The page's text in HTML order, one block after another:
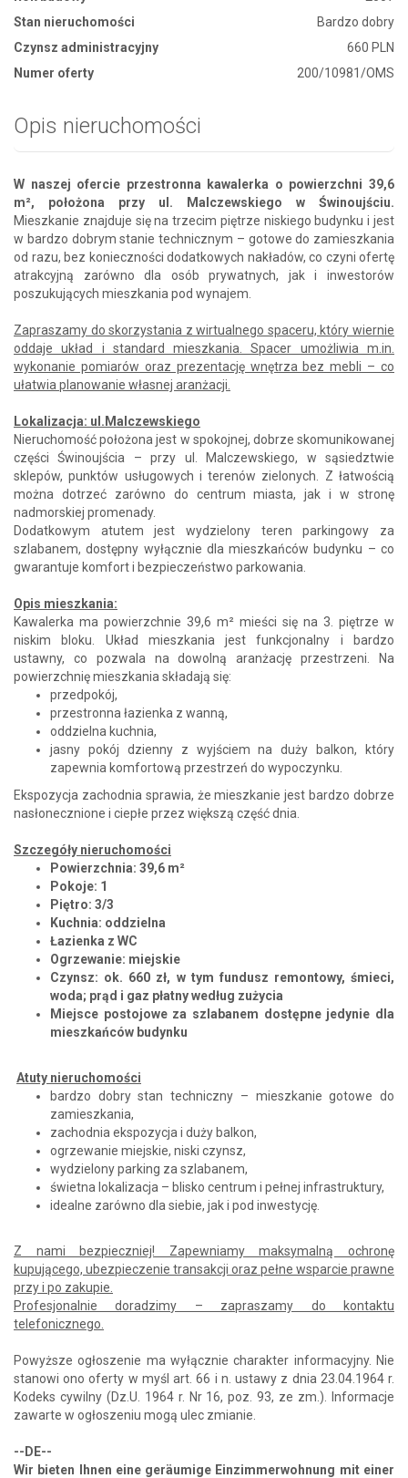
Stan nieruchomości
Bardzo dobry
Czynsz administracyjny
660 PLN
Numer oferty
200/10981/OMS
Opis nieruchomości
W naszej ofercie przestronna kawalerka o powierzchni 39,6
m², położona przy ul. Malczewskiego w Świnoujściu.
Mieszkanie znajduje się na trzecim piętrze niskiego budynku i jest
w bardzo dobrym stanie technicznym – gotowe do zamieszkania
od razu, bez konieczności dodatkowych nakładów, co czyni ofertę
atrakcyjną zarówno dla osób prywatnych, jak i inwestorów
poszukujących mieszkania pod wynajem.
Zapraszamy do skorzystania z wirtualnego spaceru, który wiernie
oddaje układ i standard mieszkania. Spacer umożliwia m.in.
wykonanie pomiarów oraz prezentację wnętrza bez mebli – co
ułatwia planowanie własnej aranżacji.
Lokalizacja: ul.Malczewskiego
Nieruchomość położona jest w spokojnej, dobrze skomunikowanej
części Świnoujścia – przy ul. Malczewskiego, w sąsiedztwie
sklepów, punktów usługowych i terenów zielonych. Z łatwością
można dotrzeć zarówno do centrum miasta, jak i w stronę
nadmorskiej promenady.
Dodatkowym atutem jest wydzielony teren parkingowy za
szlabanem, dostępny wyłącznie dla mieszkańców budynku – co
gwarantuje komfort i bezpieczeństwo parkowania.
Opis mieszkania:
Kawalerka ma powierzchnie 39,6 m² mieści się na 3. piętrze w
niskim bloku. Układ mieszkania jest funkcjonalny i bardzo
ustawny, co pozwala na dowolną aranżację przestrzeni. Na
powierzchnię mieszkania składają się:
przedpokój,
przestronna łazienka z wanną,
oddzielna kuchnia,
jasny pokój dzienny z wyjściem na duży balkon, który
zapewnia komfortową przestrzeń do wypoczynku.
Ekspozycja zachodnia sprawia, że mieszkanie jest bardzo dobrze
nasłonecznione i ciepłe przez większą część dnia.
Szczegóły nieruchomości
Powierzchnia: 39,6 m²
Pokoje: 1
Piętro: 3/3
Kuchnia: oddzielna
Łazienka z WC
Ogrzewanie: miejskie
Czynsz: ok. 660 zł, w tym fundusz remontowy, śmieci,
woda; prąd i gaz płatny według zużycia
Miejsce postojowe za szlabanem dostępne jedynie dla
mieszkańców budynku
Atuty nieruchomości
bardzo dobry stan techniczny – mieszkanie gotowe do
zamieszkania,
zachodnia ekspozycja i duży balkon,
ogrzewanie miejskie, niski czynsz,
wydzielony parking za szlabanem,
świetna lokalizacja – blisko centrum i pełnej infrastruktury,
idealne zarówno dla siebie, jak i pod inwestycję.
Z nami bezpieczniej! Zapewniamy maksymalną ochronę
kupującego, ubezpieczenie transakcji oraz pełne wsparcie prawne
przy i po zakupie.
Profesjonalnie doradzimy – zapraszamy do kontaktu
telefonicznego.
Powyższe ogłoszenie ma wyłącznie charakter informacyjny. Nie
stanowi ono oferty w myśl art. 66 i n. ustawy z dnia 23.04.1964 r.
Kodeks cywilny (Dz.U. 1964 r. Nr 16, poz. 93, ze zm.). Informacje
zawarte w ogłoszeniu mogą ulec zmianie.
--DE--
Wir bieten Ihnen eine geräumige Einzimmerwohnung mit einer